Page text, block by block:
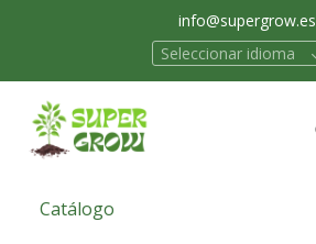
info@supergrow.es
Seleccionar idioma
Catálogo